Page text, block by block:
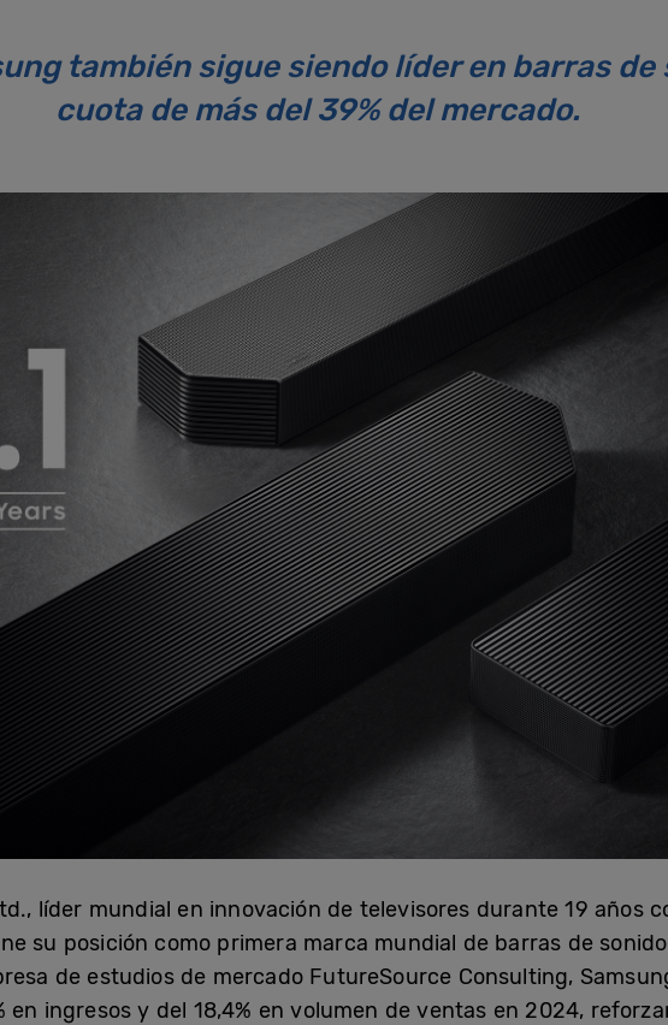
también sigue siendo líder en barras de
cuota de más del 39% del mercado.
líder mundial en innovación de televisores durante 19 años
su posición como primera marca mundial de barras de
de estudios de mercado FutureSource Consulting,
en ingresos y del 18,4% en volumen de ventas en 2024,